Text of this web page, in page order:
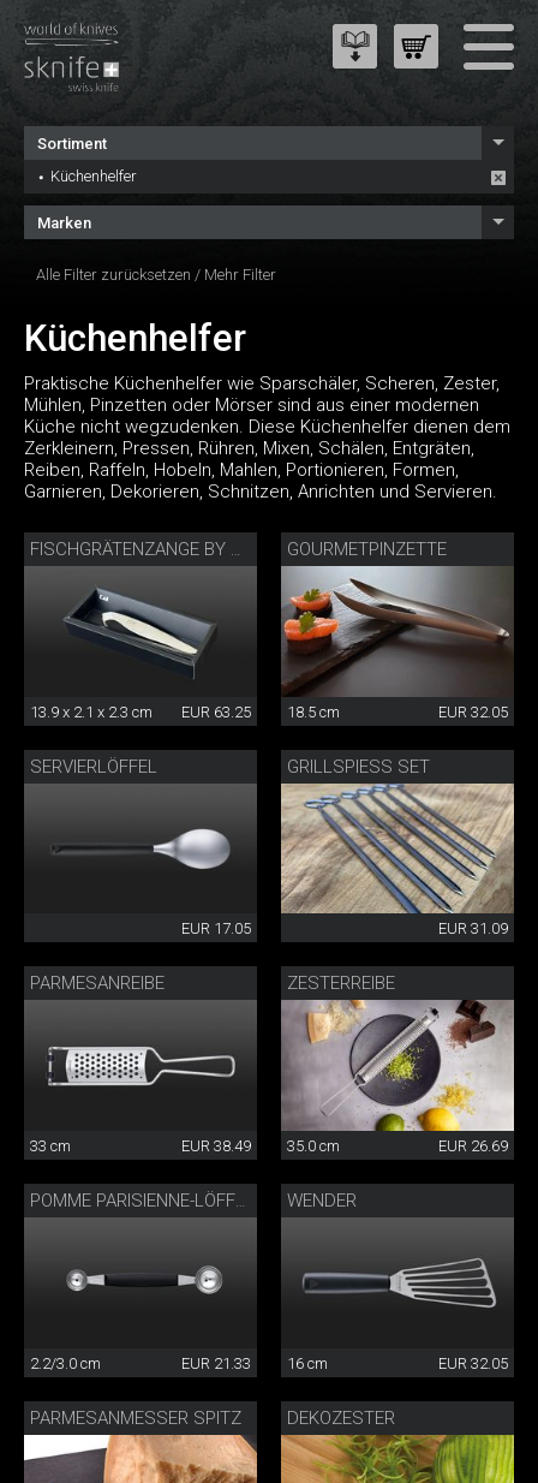
Sortiment
Küchenhelfer
Marken
Alle Filter zurücksetzen / Mehr Filter
Küchenhelfer
Praktische Küchenhelfer wie Sparschäler, Scheren, Zester,
Mühlen, Pinzetten oder Mörser sind aus einer modernen
Küche nicht wegzudenken. Diese Küchenhelfer dienen dem
Zerkleinern, Pressen, Rühren, Mixen, Schälen, Entgräten,
Reiben, Raffeln, Hobeln, Mahlen, Portionieren, Formen,
Garnieren, Dekorieren, Schnitzen, Anrichten und Servieren.
FISCHGRÄTENZANGE BY DANNY KHEZZAR
13.9 x 2.1 x 2.3 cm EUR 63.25
GOURMETPINZETTE
18.5 cm EUR 32.05
SERVIERLÖFFEL
EUR 17.05
GRILLSPIESS SET
EUR 31.09
PARMESANREIBE
33 cm EUR 38.49
ZESTERREIBE
35.0 cm EUR 26.69
2.2/3.0 cm EUR 21.33
WENDER
16 cm EUR 32.05
PARMESANMESSER SPITZ DEKOZESTER